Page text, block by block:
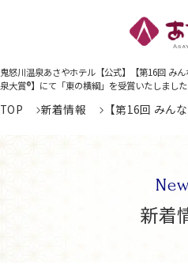
鬼怒川温泉あさやホテル【公式】【第16回 み
泉大賞®】にて「東の横綱」を受賞いたしました
TOP 新着情報 【第16回 みん
新着